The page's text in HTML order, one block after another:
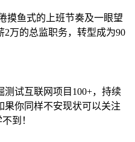
摸鱼式的上班节奏及一眼望
万的总监职务，转型成为90
试互联网项目100+，持续
果你同样不安现状可以关注
到！